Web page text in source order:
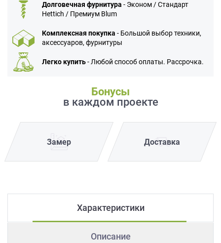
Долговечная фурнитура - Эконом / Стандарт
Hettich / Премиум Blum
Комплексная покупка - Большой выбор техники,
аксессуаров, фурнитуры
Легко купить- Любой способ оплаты. Рассрочка.
Бонусы
в каждом проекте
Замер Доставка
Характеристики
Описание